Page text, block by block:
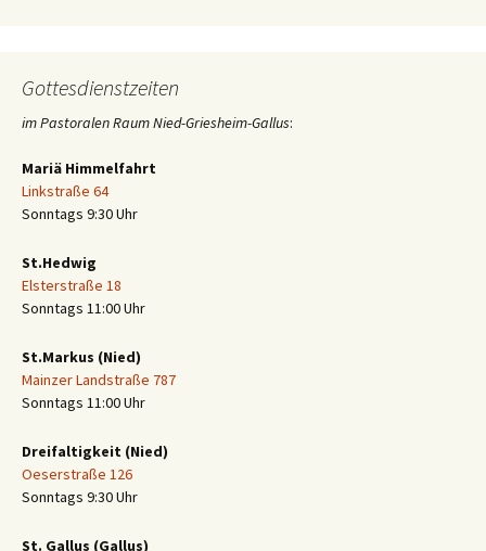
Gottesdienstzeiten
im Pastoralen Raum Nied-Griesheim-Gallus:
Mariä Himmelfahrt
Linkstraße 64
Sonntags 9:30 Uhr
St.Hedwig
Elsterstraße 18
Sonntags 11:00 Uhr
St.Markus (Nied)
Mainzer Landstraße 787
Sonntags 11:00 Uhr
Dreifaltigkeit (Nied)
Oeserstraße 126
Sonntags 9:30 Uhr
St. Gallus (Gallus)